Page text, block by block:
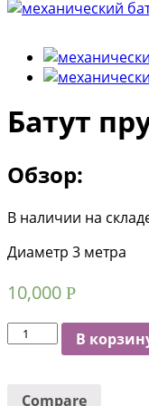
Батут
Обзор:
В наличии на
Диаметр 3 метра
10,000 Р
Количество
В
Compare